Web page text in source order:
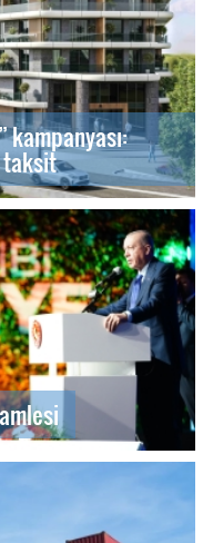
kampanyası:
taksit